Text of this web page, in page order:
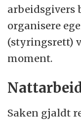
arbeidsgivers
organisere
(styringsrett)
moment.
Saken gjaldt